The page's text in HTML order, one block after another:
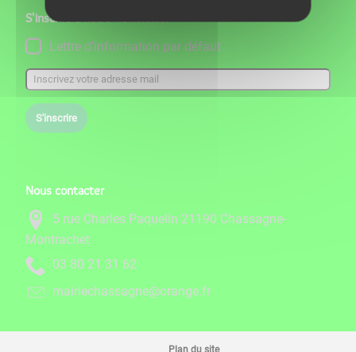
S'inscrire à notre newsletter
Lettre d'information par défaut
S'inscrire
Nous contacter
5 rue Charles Paquelin 21190 Chassagne-
Montrachet
26 13 12 08 30
rf.egnaro@engassahceiriam
Plan du site